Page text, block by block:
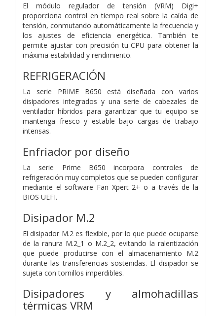
El módulo regulador de tensión (VRM) Digi+
proporciona control en tiempo real sobre la caída de
tensión, conmutando automáticamente la frecuencia y
los ajustes de eficiencia energética. También te
permite ajustar con precisión tu CPU para obtener la
máxima estabilidad y rendimiento.
REFRIGERACIÓN
La serie PRIME B650 está diseñada con varios
disipadores integrados y una serie de cabezales de
ventilador híbridos para garantizar que tu equipo se
mantenga fresco y estable bajo cargas de trabajo
intensas.
Enfriador por diseño
La serie Prime B650 incorpora controles de
refrigeración muy completos que se pueden configurar
mediante el software Fan Xpert 2+ o a través de la
BIOS UEFI.
Disipador M.2
El disipador M.2 es flexible, por lo que puede ocuparse
de la ranura M.2_1 o M.2_2, evitando la ralentización
que puede producirse con el almacenamiento M.2
durante las transferencias sostenidas. El disipador se
sujeta con tornillos imperdibles.
Disipadores y almohadillas
térmicas VRM